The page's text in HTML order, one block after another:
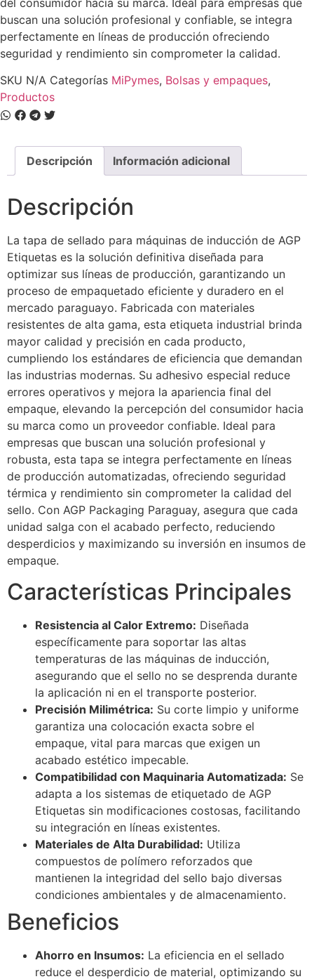
buscan una solución profesional y confiable, se integra
perfectamente en líneas de producción ofreciendo
seguridad y rendimiento sin comprometer la calidad.
SKU N/A Categorías MiPymes, Bolsas y empaques,
Productos
Descripción Información adicional
Descripción
La tapa de sellado para máquinas de inducción de AGP
Etiquetas es la solución definitiva diseñada para
optimizar sus líneas de producción, garantizando un
proceso de empaquetado eficiente y duradero en el
mercado paraguayo. Fabricada con materiales
resistentes de alta gama, esta etiqueta industrial brinda
mayor calidad y precisión en cada producto,
cumpliendo los estándares de eficiencia que demandan
las industrias modernas. Su adhesivo especial reduce
errores operativos y mejora la apariencia final del
empaque, elevando la percepción del consumidor hacia
su marca como un proveedor confiable. Ideal para
empresas que buscan una solución profesional y
robusta, esta tapa se integra perfectamente en líneas
de producción automatizadas, ofreciendo seguridad
térmica y rendimiento sin comprometer la calidad del
sello. Con AGP Packaging Paraguay, asegura que cada
unidad salga con el acabado perfecto, reduciendo
desperdicios y maximizando su inversión en insumos de
empaque.
Características Principales
Resistencia al Calor Extremo: Diseñada
específicamente para soportar las altas
temperaturas de las máquinas de inducción,
asegurando que el sello no se desprenda durante
la aplicación ni en el transporte posterior.
Precisión Milimétrica: Su corte limpio y uniforme
garantiza una colocación exacta sobre el
empaque, vital para marcas que exigen un
acabado estético impecable.
Compatibilidad con Maquinaria Automatizada: Se
adapta a los sistemas de etiquetado de AGP
Etiquetas sin modificaciones costosas, facilitando
su integración en líneas existentes.
Materiales de Alta Durabilidad: Utiliza
compuestos de polímero reforzados que
mantienen la integridad del sello bajo diversas
condiciones ambientales y de almacenamiento.
Beneficios
Ahorro en Insumos: La eficiencia en el sellado
reduce el desperdicio de material, optimizando su